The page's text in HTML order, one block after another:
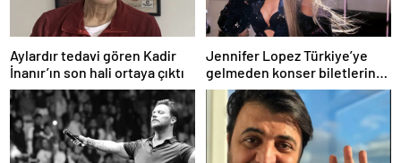
Aylardır tedavi gören Kadir
İnanır’ın son hali ortaya çıktı
Jennifer Lopez Türkiye’ye
gelmeden konser biletlerine
zam geldi